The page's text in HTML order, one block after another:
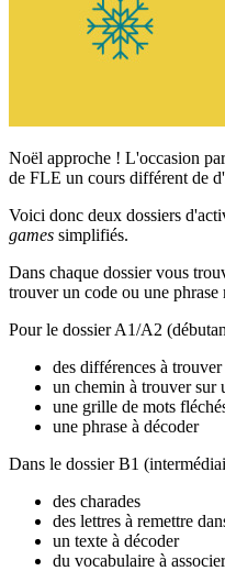
Noël approche ! L'occasion
de FLE un cours différent de
Voici donc deux dossiers
games simplifiés.
Dans chaque dossier vous
trouver un code ou une phrase
Pour le dossier A1/A2
des différences à
un chemin à trouver sur
une grille de mots
une phrase à décoder
Dans le dossier B1
des charades
des lettres à remettre
un texte à décoder
du vocabulaire à